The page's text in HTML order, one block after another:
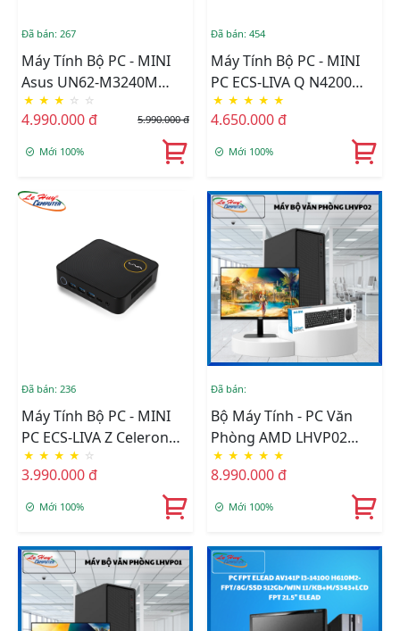
Đã bán: 267
Máy Tính Bộ PC - MINI
Asus UN62-M3240M
Core I3-
4010U/ssd120gb/Ram
4gb
★ ★ ★ ☆ ☆
4.990.000 đ 5.990.000 đ
Mới 100%
Đã bán: 454
Máy Tính Bộ PC - MINI
PC ECS-LIVA Q N4200
SOC
★ ★ ★ ★ ★
4.650.000 đ
Mới 100%
Đã bán: 236
Máy Tính Bộ PC - MINI
PC ECS-LIVA Z Celeron®
N3450 SOC
★ ★ ★ ★ ☆
3.990.000 đ
Mới 100%
Đã bán:
Bộ Máy Tính - PC Văn
Phòng AMD LHVP02
(CPU 3200G/ MB B450M/
Ram 8GB/ SSD 256GB)
Đã Bao Gồm LCD Và
★ ★ ★ ★ ★
8.990.000 đ
Mới 100%